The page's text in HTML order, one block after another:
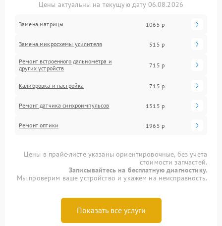
Цены актуальны на текущую дату 06.08.2026
Замена матрицы 1065 р
Замена микросхемы усилителя 515 р
Ремонт встроенного дальнометра и
других устройств
715 р
Калибровка и настройка 715 р
Ремонт датчика синхроимпульсов 1515 р
Ремонт оптики 1965 р
Цены в прайс-листе указаны ориентировочные, без учета
стоимости запчастей.
Записывайтесь на бесплатную диагностику.
Мы проверим ваше устройство и укажем на неисправность.
Показать все услуги